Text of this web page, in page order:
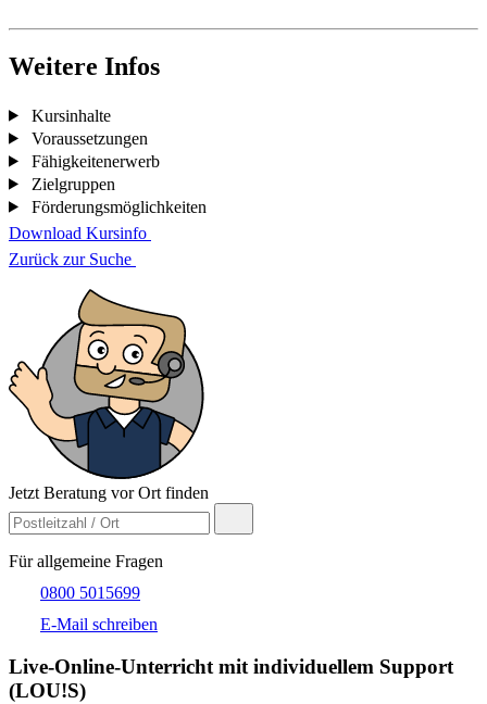
Weitere Infos
Kursinhalte
Voraussetzungen
Fähigkeitenerwerb
Zielgruppen
Förderungsmöglichkeiten
Download Kursinfo
Zurück zur Suche
Jetzt Beratung vor Ort finden
Für allgemeine Fragen
0800 5015699
E-Mail schreiben
Live-​Online-Unterricht mit individuellem Support
(LOU!S)